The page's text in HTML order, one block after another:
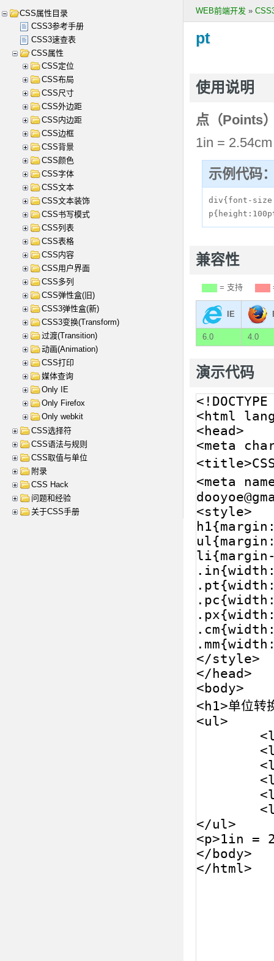
WEB前端开发 »
pt
使用说明
点（Points
1in =
示例代码
div{font-
兼容性
= 支持
IE
6.0 4.0
演示代码
CSS属性目录
CSS3参考手册
CSS3速查表
CSS属性
CSS定位
CSS布局
CSS尺寸
CSS外边距
CSS内边距
CSS边框
CSS背景
CSS颜色
CSS字体
CSS文本
CSS文本装饰
CSS书写模式
CSS列表
CSS表格
CSS内容
CSS用户界面
CSS多列
CSS弹性盒(旧)
CSS3弹性盒(新)
CSS3变换(Transform)
过渡(Transition)
动画(Animation)
CSS打印
媒体查询
Only IE
Only Firefox
Only webkit
CSS选择符
CSS语法与规则
CSS取值与单位
附录
CSS Hack
问题和经验
关于CSS手册